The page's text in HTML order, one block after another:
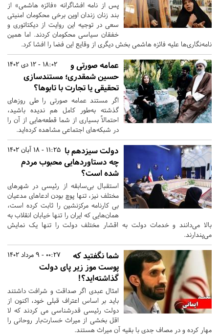
پس از نامه افشاگرانه «فائزه هاشمی» از
بند زنان زندان اوین برخی محکومان امنیتی
سعی در توجیه این روایت از دیکتاتوری و
خفقان سیاسی محکومان کردند. اما همین
نامه‌نگاری‌ها علیه فائزه هاشمی بخش دیگری از وقایع این فضا را افشا کرد.
18:02 - 12 دی 1402
عمامه صورتی و
حسین شمقدری؛ مستندسازی
تحقیقی یا تجارت با تابوها؟
اگر مستند عمامه صورتی را طی روزهای
گذشته به‌طور کامل هم ندیده باشید،
احتمالاً بسیاری از شما قطعه‌هایی از آن را
در شبکه‌های اجتماعی مشاهده کرده‌اید.
11:25 - 18 آبان 1402 دولت سیزدهم با
چه دستاوردهایی محبوب مردم
شده است؟
استقبال‌ بی‌سابقه از رئیسی در شهرهای
مختلف نیز، تنها پوچ بودن ادعاهای مدعیان
بی کارنامه مرکزنشین را ثابت کرده است،
همان‌هایی که ایران را تنها خیابان انقلاب به
بالا می‌دانند و خدمات دولت به اقشار مختلف دولت را تنها یک نمایش
می‌پندارند.
00:27 - 9 مرداد 1402
شما نگفتید که
پوست موز زیر پای دولت
گذاشته‌اید؟!
امثال عبدی اگر صداقت و شرافت داشتند
باید بر اساس اعتراف قبلی خود، اکنون از
دولت رئیسی قدرشناسی می کردند که لا
اقل بخشی از میراث خسارت‌بار روحانی را
مهار کرده و در مصاف جدی با بقیه آن میراث هستند.